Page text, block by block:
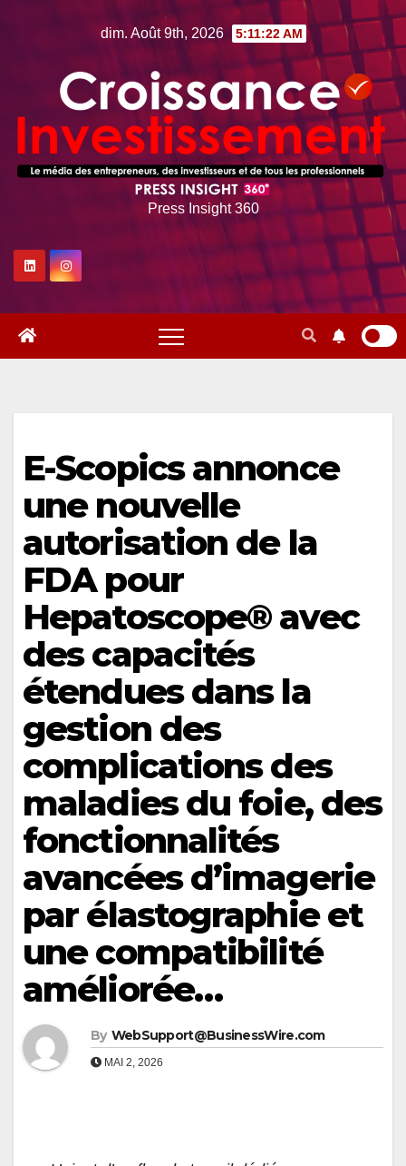
dim. Août 9th, 2026 5:11:23 AM
Press Insight 360
E-Scopics annonce
une nouvelle
autorisation de la
FDA pour
Hepatoscope® avec
des capacités
étendues dans la
gestion des
complications des
maladies du foie, des
fonctionnalités
avancées d’imagerie
par élastographie et
une compatibilité
améliorée…
By WebSupport@BusinessWire.com
MAI 2, 2026